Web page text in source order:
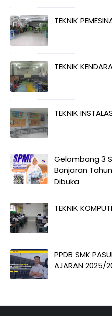
TEKNIK
TEKNIK
TEKNIK
Gelombang 3
Banjaran
Dibuka
TEKNIK
PPDB SMK
AJARAN 2025/